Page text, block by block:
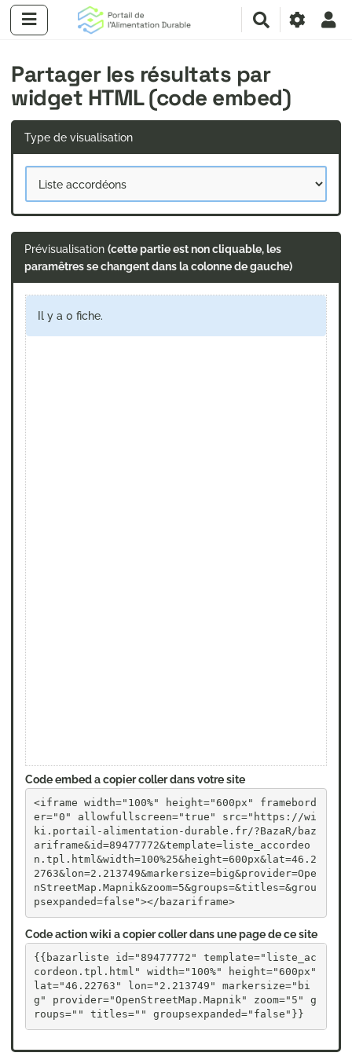
h
r
c
e
r
Partager les résultats par
widget HTML (code embed)
Type de visualisation
Prévisualisation (cette partie est non cliquable, les
paramêtres se changent dans la colonne de gauche)
Code embed a copier coller dans votre site
<iframe width="100%" height="600px" framebord
er="0" allowfullscreen="true" src="https://wi
ki.portail-alimentation-durable.fr/?BazaR/baz
ariframe&id=89477772&template=liste_accordeo
n.tpl.html&width=100%25&height=600px&lat=46.2
2763&lon=2.213749&markersize=big&provider=Ope
nStreetMap.Mapnik&zoom=5&groups=&titles=&grou
psexpanded=false"></bazariframe>
Code action wiki a copier coller dans une page de ce site
{{bazarliste id="89477772" template="liste_ac
cordeon.tpl.html" width="100%" height="600px"
lat="46.22763" lon="2.213749" markersize="bi
g" provider="OpenStreetMap.Mapnik" zoom="5" g
roups="" titles="" groupsexpanded="false"}}